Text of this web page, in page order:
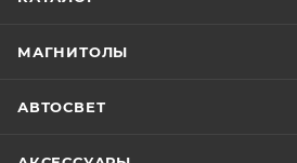
МАГНИТОЛЫ
АВТОСВЕТ